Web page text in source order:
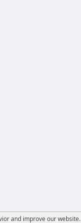
and improve our website.